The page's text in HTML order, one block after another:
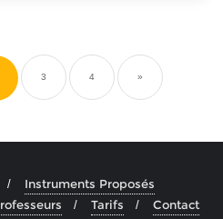
3 4 »
Instruments Proposés
Tarifs Contact